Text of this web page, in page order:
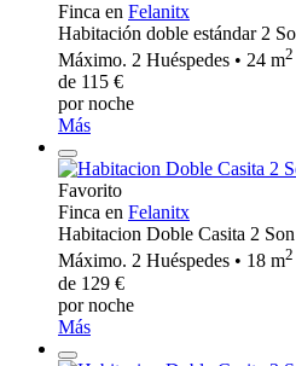
Finca en Felanitx
Habitación doble estándar 2
Máximo. 2 Huéspedes • 24 m2
de 115 €
por noche
Más
Favorito
Finca en Felanitx
Habitacion Doble Casita 2
Máximo. 2 Huéspedes • 18 m2
de 129 €
por noche
Más